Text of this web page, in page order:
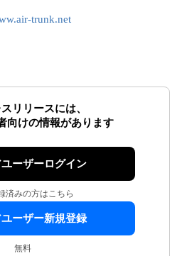
trunk.net
リリースには、
向けの情報があります
ユーザーログイン
済みの方はこちら
ユーザー新規登録
無料